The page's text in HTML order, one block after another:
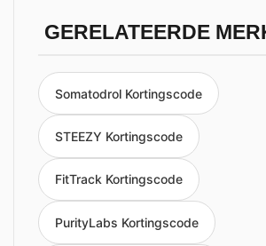
GERELATEERDE
Somatodrol Kortingscode
STEEZY Kortingscode
FitTrack Kortingscode
PurityLabs Kortingscode